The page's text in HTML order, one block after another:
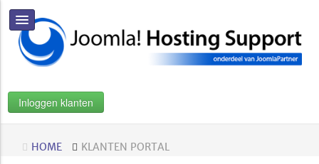
Inloggen klanten
HOME KLANTEN PORTAL